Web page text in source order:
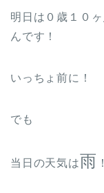
明日は０歳１０
んです！
いっちょ前に！
でも
当日の天気は雨 ！